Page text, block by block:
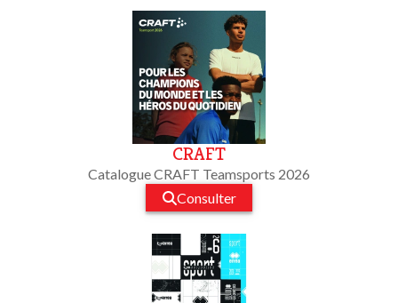
CRAFT
Catalogue CRAFT Teamsports 2026
Consulter